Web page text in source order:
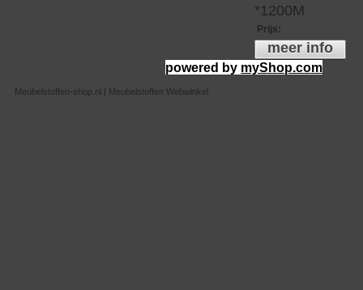
*1200M
Prijs:
meer info
powered by myShop.com
Meubelstoffen-shop.nl | Meubelstoffen Webwinkel